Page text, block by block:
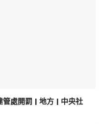
管處開罰 | 地方 | 中央社